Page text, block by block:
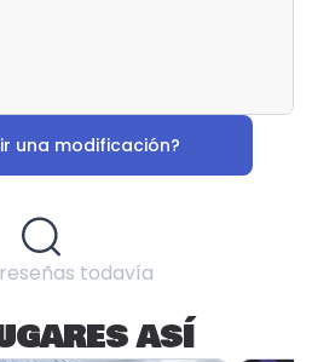
una modificación?
todavía
ASÍ